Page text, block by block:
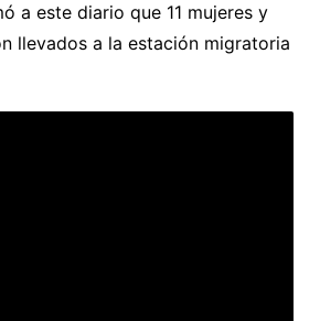
a este diario que 11 mujeres y
llevados a la estación migratoria